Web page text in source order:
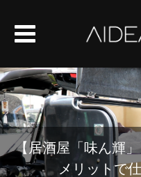
【居酒屋「味ん輝
メリットで